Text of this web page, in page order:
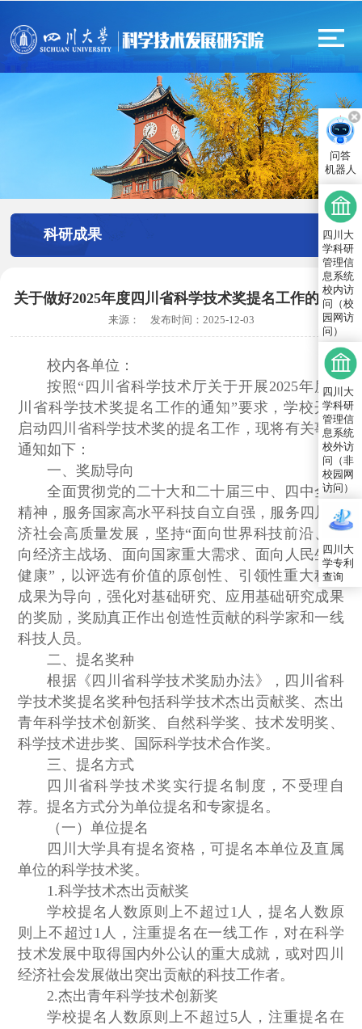
科研成果
关于做好2025年度四川省科学技术奖提名工作的通知
来源： 发布时间： 2025-12-03
校内各单位：
按照“四川省科学技术厅关于开展2025年度四
川省科学技术奖提名工作的通知”要求，学校开始
启动四川省科学技术奖的提名工作，现将有关事项
通知如下：
一、奖励导向
全面贯彻党的二十大和二十届三中、四中全会
精神，服务国家高水平科技自立自强，服务四川经
济社会高质量发展，坚持“面向世界科技前沿、面
向经济主战场、面向国家重大需求、面向人民生命
健康”，以评选有价值的原创性、引领性重大科技
成果为导向，强化对基础研究、应用基础研究成果
的奖励，奖励真正作出创造性贡献的科学家和一线
科技人员。
二、提名奖种
根据《四川省科学技术奖励办法》，四川省科
学技术奖提名奖种包括科学技术杰出贡献奖、杰出
青年科学技术创新奖、自然科学奖、技术发明奖、
科学技术进步奖、国际科学技术合作奖。
三、提名方式
四川省科学技术奖实行提名制度，不受理自
荐。提名方式分为单位提名和专家提名。
（一）单位提名
四川大学具有提名资格，可提名本单位及直属
单位的科学技术奖。
1.科学技术杰出贡献奖
学校提名人数原则上不超过1人，提名人数原
则上不超过1人，注重提名在一线工作，对在科学
技术发展中取得国内外公认的重大成就，或对四川
经济社会发展做出突出贡献的科技工作者。
2.杰出青年科学技术创新奖
学校提名人数原则上不超过5人，注重提名在
问答
机器人
四川大
学科研
管理信
息系统
校内访
问（校
园网访
问）
四川大
学科研
管理信
息系统
校外访
问（非
校园网
访问）
四川大
学专利
查询